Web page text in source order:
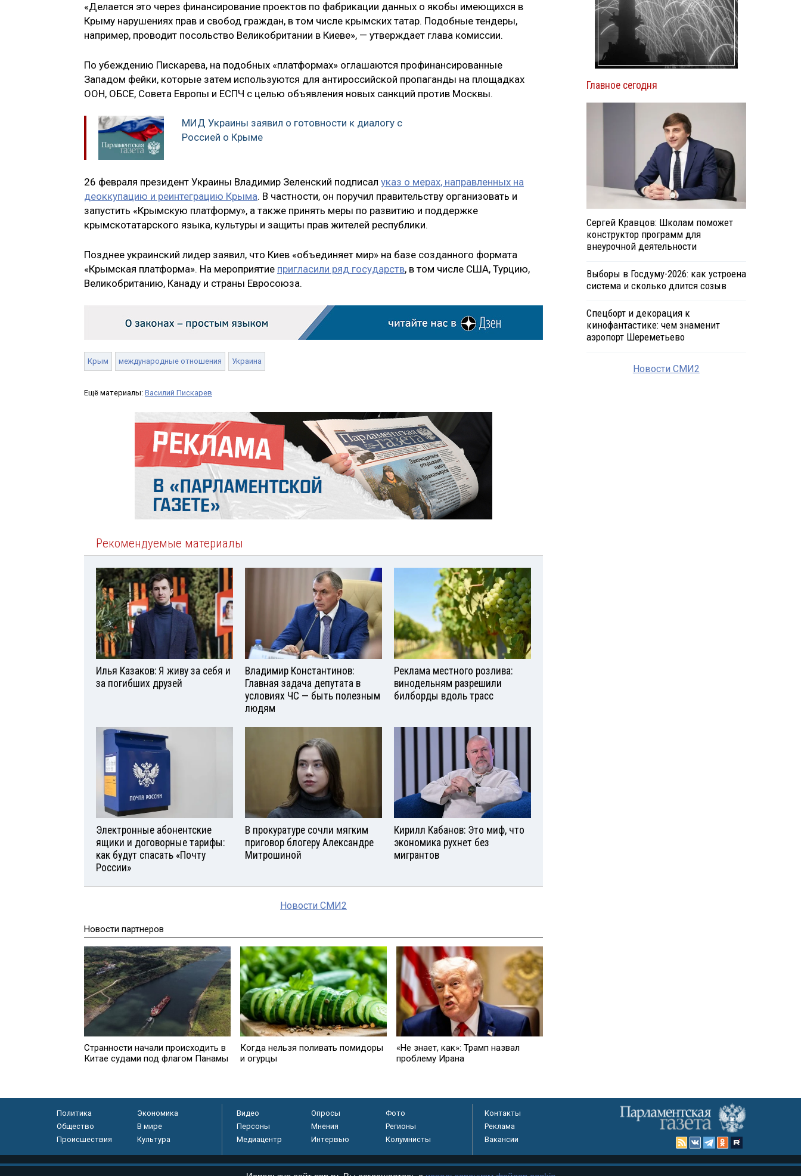
«Делается это через финансирование проектов по фабрикации данных о якобы имеющихся в
Крыму нарушениях прав и свобод граждан, в том числе крымских татар. Подобные тендеры,
например, проводит посольство Великобритании в Киеве», — утверждает глава комиссии.
По убеждению Пискарева, на подобных «платформах» оглашаются профинансированные
Западом фейки, которые затем используются для антироссийской пропаганды на площадках
ООН, ОБСЕ, Совета Европы и ЕСПЧ с целью объявления новых санкций против Москвы.
МИД Украины заявил о готовности к диалогу с
Россией о Крыме
26 февраля президент Украины Владимир Зеленский подписал указ о мерах, направленных на
деоккупацию и реинтеграцию Крыма. В частности, он поручил правительству организовать и
запустить «Крымскую платформу», а также принять меры по развитию и поддержке
крымскотатарского языка, культуры и защиты прав жителей республики.
Позднее украинский лидер заявил, что Киев «объединяет мир» на базе созданного формата
«Крымская платформа». На мероприятие пригласили ряд государств, в том числе США, Турцию,
Великобританию, Канаду и страны Евросоюза.
Крым международные отношения Украина
Ещё материалы: Василий Пискарев
Рекомендуемые материалы
Илья Казаков: Я живу за себя и
за погибших друзей
Владимир Константинов:
Главная задача депутата в
условиях ЧС — быть полезным
людям
Реклама местного розлива:
винодельням разрешили
билборды вдоль трасс
Электронные абонентские
ящики и договорные тарифы:
как будут спасать «Почту
России»
В прокуратуре сочли мягким
приговор блогеру Александре
Митрошиной
Кирилл Кабанов: Это миф, что
экономика рухнет без
мигрантов
Новости СМИ2
Новости партнеров
Странности начали происходить в
Китае судами под флагом Панамы
Когда нельзя поливать помидоры
и огурцы
«Не знает, как»: Трамп назвал
проблему Ирана
Главное сегодня
Сергей Кравцов: Школам поможет
конструктор программ для
внеурочной деятельности
Выборы в Госдуму-2026: как устроена
система и сколько длится созыв
Спецборт и декорация к
кинофантастике: чем знаменит
аэропорт Шереметьево
Новости СМИ2
Политика
Экономика
Общество
В мире
Происшествия
Культура
Видео Опросы
Фото
Персоны
Мнения
Регионы
Медиацентр
Интервью Колумнисты
Контакты
Реклама
Вакансии